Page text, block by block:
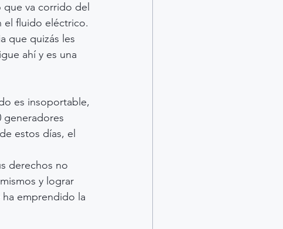
va corrido del
el fluido eléctrico.
que quizás les
ahí y es una
es insoportable,
generadores
estos días, el
derechos no
y lograr
emprendido la